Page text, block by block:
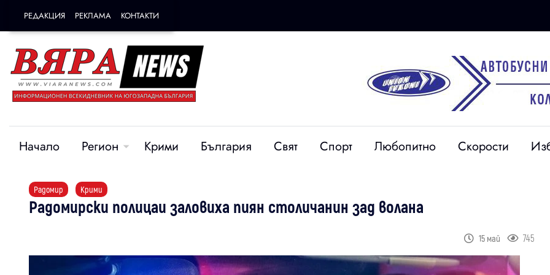
РЕДАКЦИЯ РЕКЛАМА КОНТАКТИ
Начало Регион Крими България Свят Спорт Любопитно Скорости
Радомир Крими
Радомирски полицаи заловиха пиян столичанин зад волана
15 май 745